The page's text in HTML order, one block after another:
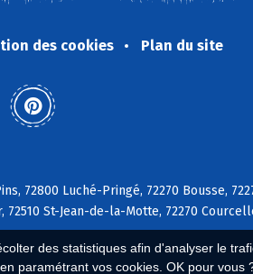
des statistiques afin d'analyser le
paramétrant vos cookies. OK pour vous
des cookies Plan du site
72800 Luché-Pringé, 72270 Bousse,
72510 St-Jean-de-la-Motte, 72270